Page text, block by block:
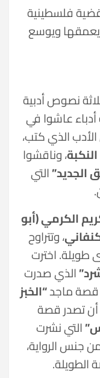
فلسطينية
ويوسع
نصوص أدبية
أدباء عاشوا في
الذي كتب،
، وناقشوا
الجديد”التي
الكرمي (أبو
، وتتراوح
اخترت
الذي صدرت
قصة ماجد“الخبز
تصدر قصة
التي نشرت
جنس الرواية،
الطويلة.